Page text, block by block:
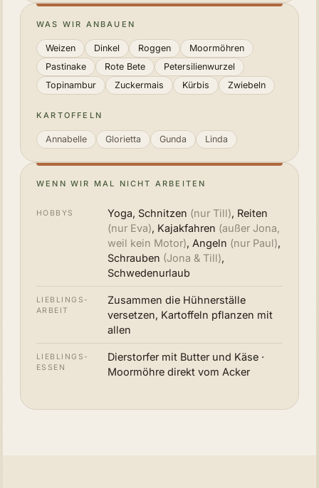
WAS WIR ANBAUEN
Weizen Dinkel Roggen
Moormöhren
Pastinake
Rote Bete
Petersilienwurzel
Topinambur
Zuckermais Kürbis Zwiebeln
KARTOFFELN
Annabelle Glorietta Gunda Linda
WENN WIR MAL NICHT ARBEITEN
HOBBYS Yoga, Schnitzen (nur Till), Reiten
(nur Eva), Kajakfahren (außer Jona,
weil kein Motor), Angeln (nur Paul),
Schrauben (Jona & Till),
Schwedenurlaub
LIEBLINGS­
ARBEIT
Zusammen die Hühnerställe
versetzen, Kartoffeln pflanzen mit
allen
LIEBLINGS­
ESSEN
Dierstorfer mit Butter und Käse ·
Moormöhre direkt vom Acker